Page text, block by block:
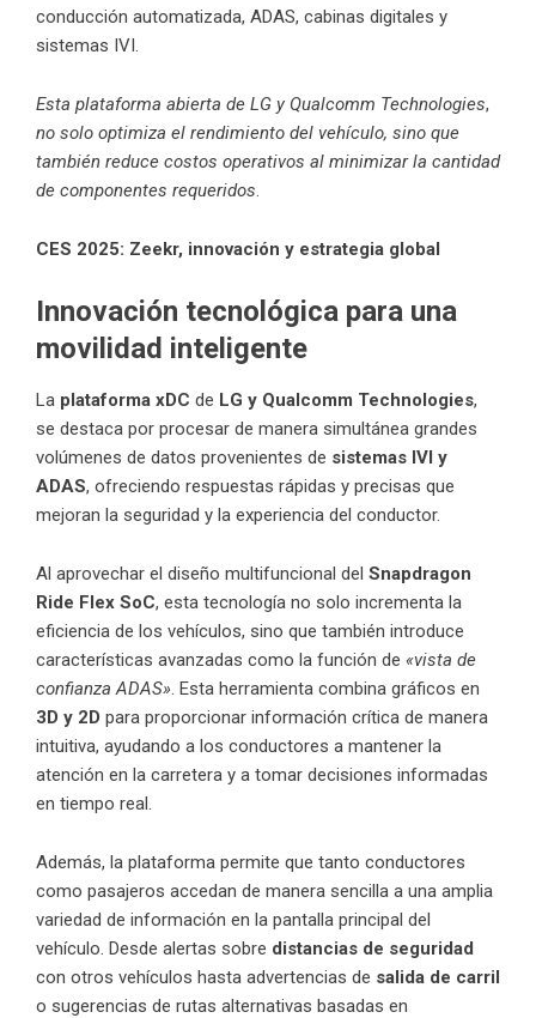
conducción automatizada, ADAS, cabinas digitales y
sistemas IVI.
Esta plataforma abierta de LG y Qualcomm Technologies,
no solo optimiza el rendimiento del vehículo, sino que
también reduce costos operativos al minimizar la cantidad
de componentes requeridos
CES 2025: Zeekr, innovación y estrategia global
Innovación tecnológica para una
movilidad inteligente
La plataforma xDC de LG y Qualcomm Technologies,
se destaca por procesar de manera simultánea grandes
volúmenes de datos provenientes de sistemas IVI y
ADAS, ofreciendo respuestas rápidas y precisas que
mejoran la seguridad y la experiencia del conductor.
Al aprovechar el diseño multifuncional del Snapdragon
Ride Flex SoC, esta tecnología no solo incrementa la
eficiencia de los vehículos, sino que también introduce
características avanzadas como la función de «vista de
confianza ADAS» . Esta herramienta combina gráficos en
3D y 2D para proporcionar información crítica de manera
intuitiva, ayudando a los conductores a mantener la
atención en la carretera y a tomar decisiones informadas
en tiempo real.
Además, la plataforma permite que tanto conductores
como pasajeros accedan de manera sencilla a una amplia
variedad de información en la pantalla principal del
vehículo. Desde alertas sobre distancias de seguridad
con otros vehículos hasta advertencias de salida de carril
o sugerencias de rutas alternativas basadas en